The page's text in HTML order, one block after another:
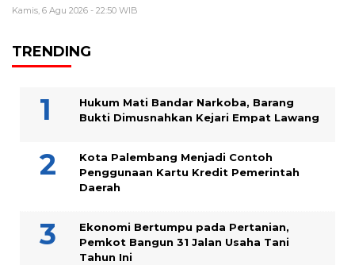
Kamis, 6 Agu 2026 - 22:50 WIB
TRENDING
Hukum Mati Bandar Narkoba, Barang
Bukti Dimusnahkan Kejari Empat Lawang
Kota Palembang Menjadi Contoh
Penggunaan Kartu Kredit Pemerintah
Daerah
Ekonomi Bertumpu pada Pertanian,
Pemkot Bangun 31 Jalan Usaha Tani
Tahun Ini